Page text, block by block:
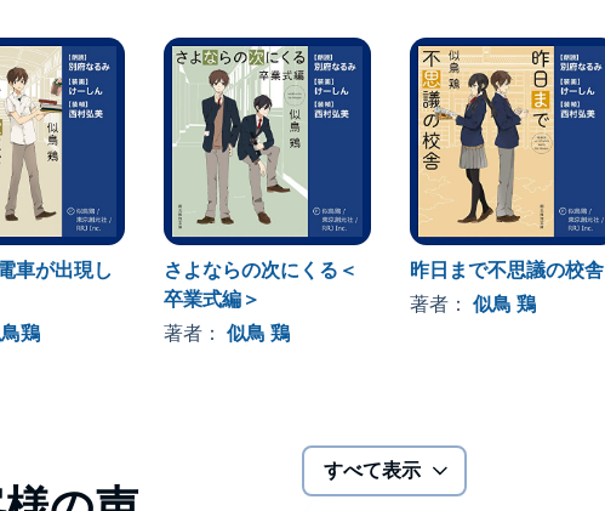
車が出現し
鶏
さよならの次にくる＜
卒業式編＞
著者：似鳥 鶏
昨日まで不思議の校舎
著者： 似鳥 鶏
すべて表示